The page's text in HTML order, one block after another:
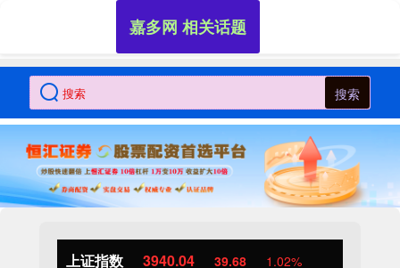
搜索
上证指数 3940.04 39.68 1.02%
嘉多网 相关话题